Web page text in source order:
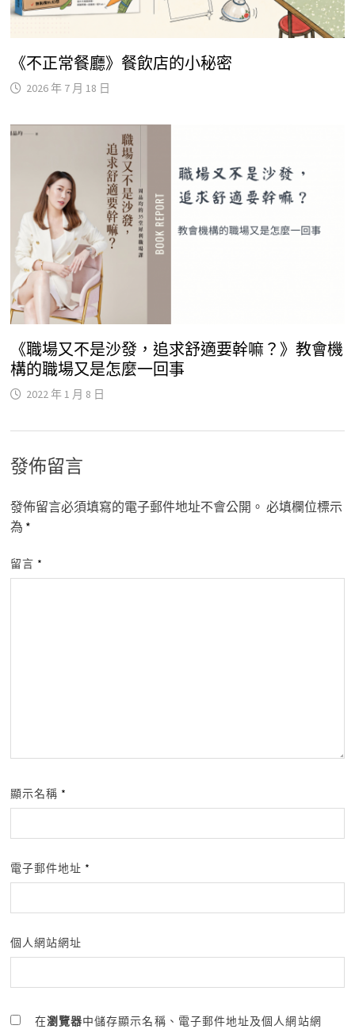
《不正常餐廳》餐飲店的小秘密
2026 年 7 月 18 日
《職場又不是沙發，追求舒適要幹嘛？》教會機
構的職場又是怎麼一回事
2022 年 1 月 8 日
發佈留言
發佈留言必須填寫的電子郵件地址不會公開。 必填欄位標示
為 *
留言 *
顯示名稱 *
電子郵件地址 *
個人網站網址
在瀏覽器中儲存顯示名稱、電子郵件地址及個人網站網